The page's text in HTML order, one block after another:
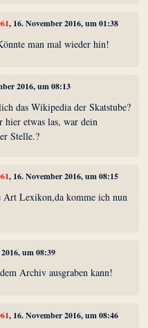
, 16. November 2016, um 01:38
man mal wieder hin!
2016, um 08:13
das Wikipedia der Skatstube?
etwas las, war dein
Stelle.?
, 16. November 2016, um 08:15
Art Lexikon,da komme ich nun
um 08:39
Archiv ausgraben kann!
, 16. November 2016, um 08:46